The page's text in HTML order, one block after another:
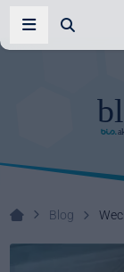
Ihr Systemhaus!
Blog